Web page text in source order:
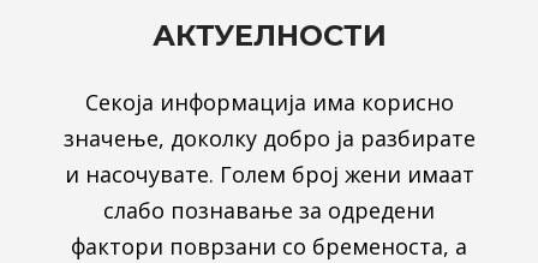
АКТУЕЛНОСТИ
Секоја информација има корисно
значење, доколку добро ја разбирате
и насочувате. Голем број жени имаат
слабо познавање за одредени
фактори поврзани со бременоста, а